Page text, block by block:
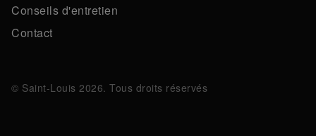
Conseils d'entretien
Contact
© Saint-Louis 2026. Tous droits réservés